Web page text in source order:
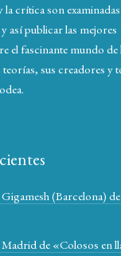
la crítica son examinadas
así publicar las mejores
el fascinante mundo de
teorías, sus creadores y
(Barcelona)
de «Colosos en